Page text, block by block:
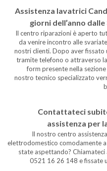
Assistenza lavatrici
giorni dell’anno dalle
Il centro riparazioni è aperto
da venire incontro alle
nostri clienti. Dopo aver fissato
tramite telefono o attraverso
form presente nella
nostro tecnico specializzato
Contattateci
assistenza per
Il nostro centro
elettrodomestico comodamente a
state aspettando? Chiamateci
0521 16 26 148 e fissate